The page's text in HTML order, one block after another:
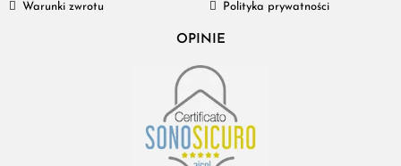
Warunki zwrotu
Polityka prywatności
OPINIE